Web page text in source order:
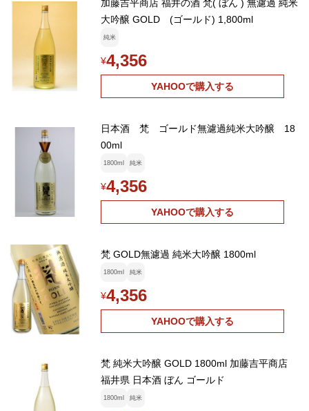
加藤吉平商店 福井の酒 梵( ぼん ) 無濾過 純米
大吟醸 GOLD (ゴールド) 1,800ml
純米
¥4,356
YAHOOで購入する
日本酒 梵 ゴールド無濾過純米大吟醸 18
00ml
1800ml 純米
¥4,356
YAHOOで購入する
梵 GOLD無濾過 純米大吟醸 1800ml
1800ml 純米
¥4,356
YAHOOで購入する
梵 純米大吟醸 GOLD 1800ml 加藤吉平商店
福井県 日本酒 ぼん ゴールド
1800ml 純米